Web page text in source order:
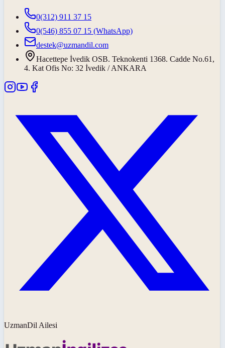
0(312) 911 37 15
0(546) 855 07 15 (WhatsApp)
destek@uzmandil.com
Hacettepe İvedik OSB. Teknokenti 1368. Cadde No.61,
4. Kat Ofis No: 32 İvedik / ANKARA
UzmanDil Ailesi